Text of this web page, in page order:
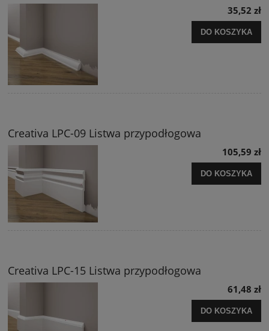
35,52 zł
DO KOSZYKA
Creativa LPC-09 Listwa przypodłogowa
105,59 zł
DO KOSZYKA
Creativa LPC-15 Listwa przypodłogowa
61,48 zł
DO KOSZYKA